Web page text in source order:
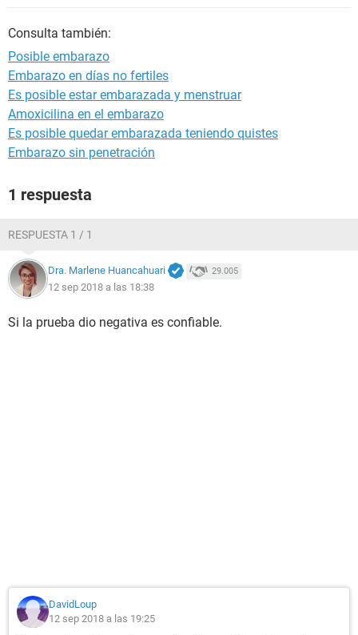
Consulta también:
Posible embarazo
Embarazo en días no fertiles
Es posible estar embarazada y menstruar
Amoxicilina en el embarazo
Es posible quedar embarazada teniendo quistes
Embarazo sin penetración
1 respuesta
RESPUESTA 1 / 1
Dra. Marlene Huancahuari 29.005
12 sep 2018 a las 18:38
Si la prueba dio negativa es confiable.
DavidLoup
12 sep 2018 a las 19:25